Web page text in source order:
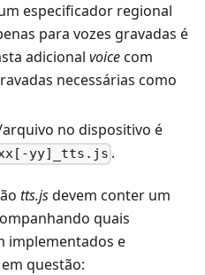
especificador regional
para vozes gravadas é
adicional voicecom
necessárias como
no dispositivo é
yy]_tts.js .
tts.jsdevem conter um
quais
implementados e
questão: